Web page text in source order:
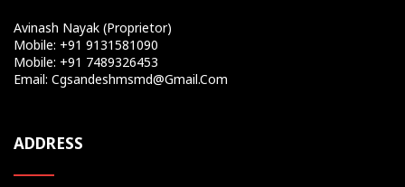
Avinash Nayak (Proprietor)
Mobile: +91 9131581090
Mobile: +91 7489326453
Email: Cgsandeshmsmd@gmail.com
ADDRESS